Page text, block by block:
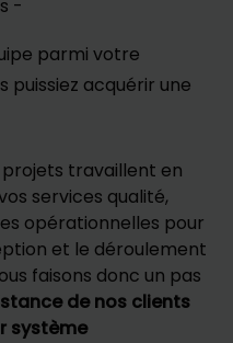
-
parmi votre
puissiez acquérir une
projets travaillent en
services qualité,
opérationnelles pour
et le déroulement
faisons donc un pas
de nos clients
système